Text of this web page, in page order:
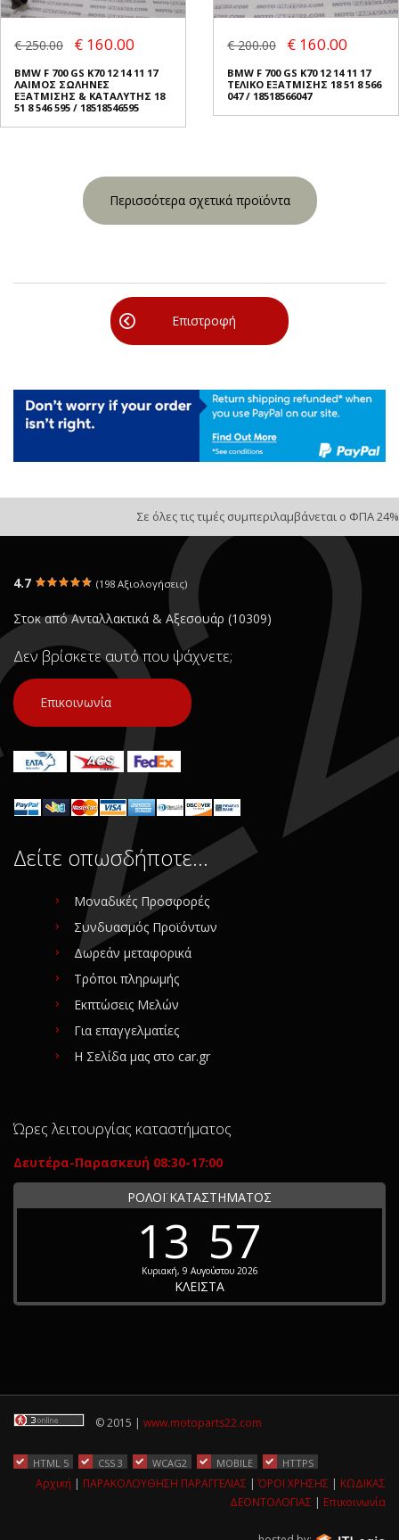
€ 250.00 € 160.00
BMW F 700 GS K70 12 14 11 17
ΛΑΙΜΟΣ ΣΩΛΗΝΕΣ
ΕΞΑΤΜΙΣΗΣ & ΚΑΤΑΛΥΤΗΣ 18
51 8 546 595 / 18518546595
€ 200.00 € 160.00
BMW F 700 GS K70 12 14 11 17
ΤΕΛΙΚΟ ΕΞΑΤΜΙΣΗΣ 18 51 8 566
047 / 18518566047
Περισσότερα σχετικά προϊόντα
Επιστροφή
Σε όλες τις τιμές συμπεριλαμβάνεται ο ΦΠΑ 24%
4.7 (198 Αξιολογήσεις)
Στοκ από Ανταλλακτικά & Αξεσουάρ (10309)
Δεν βρίσκετε αυτό που ψάχνετε;
Επικοινωνία
Δείτε οπωσδήποτε…
Μοναδικές Προσφορές
Συνδυασμός Προϊόντων
Δωρεάν μεταφορικά
Τρόποι πληρωμής
Εκπτώσεις Μελών
Για επαγγελματίες
Η Σελίδα μας στο car.gr
Ώρες λειτουργίας καταστήματος
Δευτέρα-Παρασκευή 08:30-17:00
ΡΟΛΟΪ ΚΑΤΑΣΤΗΜΑΤΟΣ
13 57
Κυριακή, 9 Αυγούστου 2026
ΚΛΕΙΣΤΑ
© 2015 | www.motoparts22.com
HTML 5 CSS 3 WCAG2 MOBILE HTTPS
Αρχική | ΠΑΡΑΚΟΛΟΥΘΗΣΗ ΠΑΡΑΓΓΕΛΙΑΣ |ΌΡΟΙ ΧΡΗΣΗΣ | ΚΩΔΙΚΑΣ
ΔΕΟΝΤΟΛΟΓΙΑΣ | Επικοινωνία